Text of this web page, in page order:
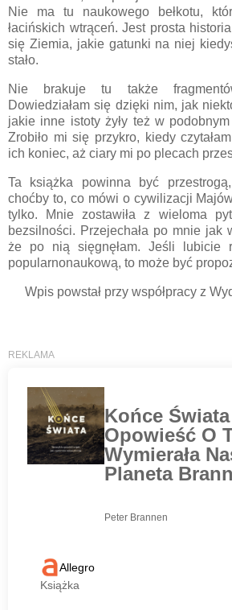
Nie ma tu naukowego bełkotu,
łacińskich wtrąceń. Jest prosta
się Ziemia, jakie gatunki na niej
stało.
Nie brakuje tu także
Dowiedziałam się dzięki nim, jak
jakie inne istoty żyły też w
Zrobiło mi się przykro, kiedy
ich koniec, aż ciary mi po plecach
Ta książka powinna być
choćby to, co mówi o cywilizacji
tylko. Mnie zostawiła z wieloma
bezsilności. Przejechała po mnie jak
że po nią sięgnęłam. Jeśli lubicie
popularnonaukową, to może być
Wpis powstał przy współpracy z